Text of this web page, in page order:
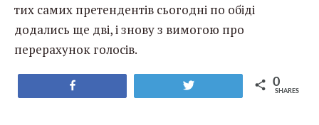
тих самих претендентів сьогодні по обіді
додались ще дві, і знову з вимогою про
перерахунок голосів.
0
SHARES